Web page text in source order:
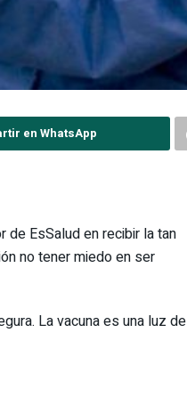
en WhatsApp
de EsSalud en recibir la tan
no tener miedo en ser
La vacuna es una luz de